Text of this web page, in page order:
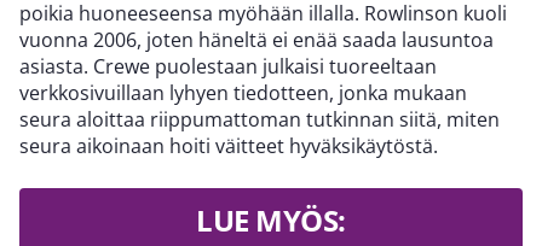
poikia huoneeseensa myöhään illalla. Rowlinson kuoli
vuonna 2006, joten häneltä ei enää saada lausuntoa
asiasta. Crewe puolestaan julkaisi tuoreeltaan
verkkosivuillaan lyhyen tiedotteen, jonka mukaan
seura aloittaa riippumattoman tutkinnan siitä, miten
seura aikoinaan hoiti väitteet hyväksikäytöstä.
LUE MYÖS: